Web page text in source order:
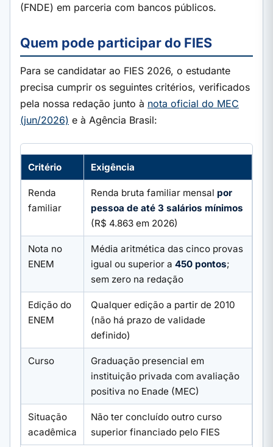
(FNDE) em parceria com bancos públicos.
Quem pode participar do FIES
Para se candidatar ao FIES 2026, o estudante
precisa cumprir os seguintes critérios, verificados
pela nossa redação junto à nota oficial do MEC
(jun/2026) e à Agência Brasil:
Critério Exigência
Renda
familiar
Renda bruta familiar mensal por
pessoa de até 3 salários mínimos
(R$ 4.863 em 2026)
Nota no
ENEM
Média aritmética das cinco provas
igual ou superior a 450 pontos;
sem zero na redação
Edição do
ENEM
Qualquer edição a partir de 2010
(não há prazo de validade
definido)
Curso
Graduação presencial em
instituição privada com avaliação
positiva no Enade (MEC)
Situação
acadêmica
Não ter concluído outro curso
superior financiado pelo FIES